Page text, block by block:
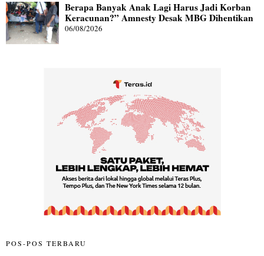
Berapa Banyak Anak Lagi Harus Jadi Korban
Keracunan?” Amnesty Desak MBG Dihentikan
06/08/2026
POS-POS TERBARU